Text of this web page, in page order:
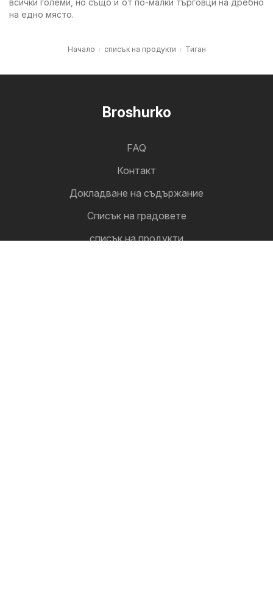
всички големи, но също и от по-малки търговци на дребно
на едно място.
Начало списък на продукти Тиган
Broshurko
FAQ
Контакт
Докладване на съдържание
Cписък на градовете
списък на продукти